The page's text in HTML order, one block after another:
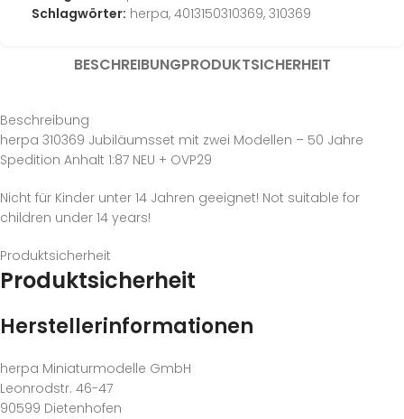
Schlagwörter: herpa, 4013150310369, 310369
BESCHREIBUNGPRODUKTSICHERHEIT
Beschreibung
herpa 310369 Jubiläumsset mit zwei Modellen – 50 Jahre
Spedition Anhalt 1:87 NEU + OVP29
Nicht für Kinder unter 14 Jahren geeignet! Not suitable for
children under 14 years!
Produktsicherheit
Produktsicherheit
Herstellerinformationen
herpa Miniaturmodelle GmbH
Leonrodstr. 46-47
90599 Dietenhofen